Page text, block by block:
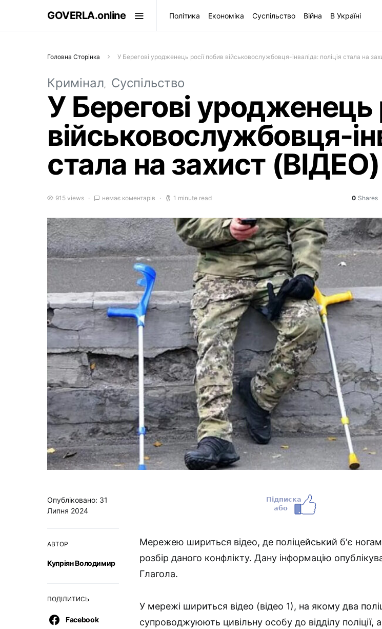
GOVERLA.online Політика Економіка Суспільство Війна В Україні
Головна Сторінка У Берегові уродженець росії побив військовослужбовця-інваліда: поліція стала на
Кримінал Суспільство
У Берегові уродженець
військовослужбовця-
стала на захист (ВІДЕО)
915 views немає коментарів 1 minute read 0 Shares
Опубліковано: 31
Липня 2024
АВТОР
Купріян Володимир
ПОДІЛИТИСЬ
Facebook
Мережею шириться відео, де поліцейський б‘є
розбір даного конфлікту. Дану інформацію
Глагола.
У мережі шириться відео (відео 1), на якому два
супроводжуюють цивільну особу до відділу поліції,